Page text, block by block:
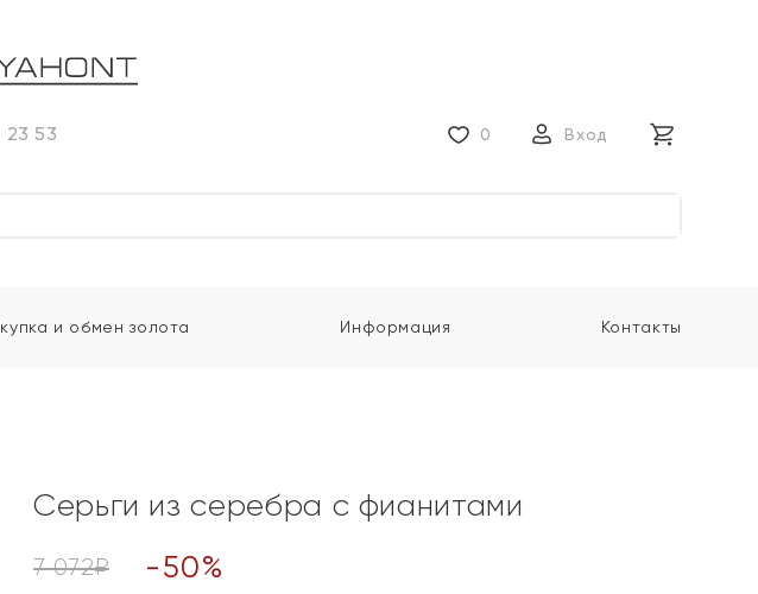
53 0 Вход
и обмен золота Информация Контакты
Серьги из серебра с фианитами
7 072₽ -50%